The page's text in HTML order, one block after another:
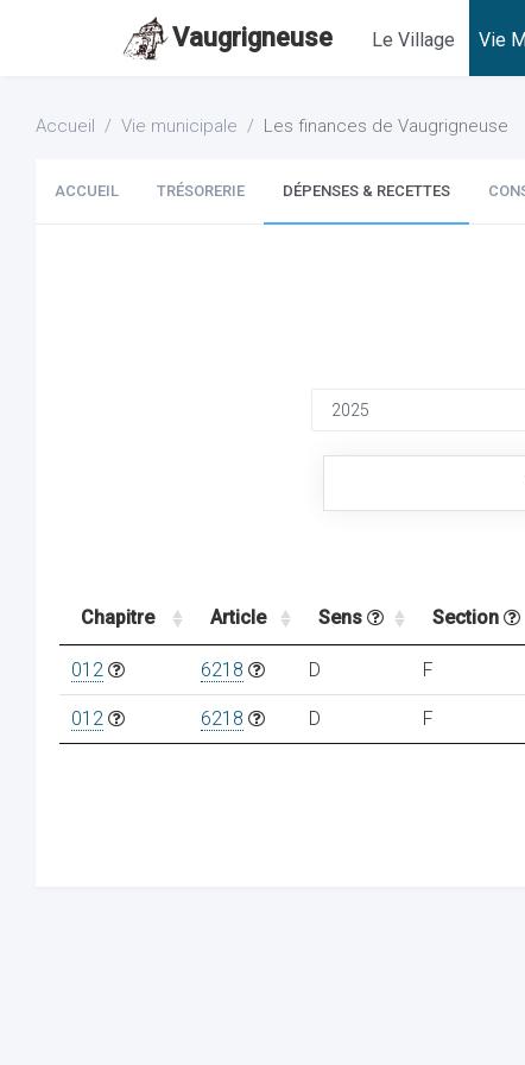
Vaugrigneuse Le Village Vie
Accueil Vie municipale Les finances de Vaugrigneuse
ACCUEIL TRÉSORERIE DÉPENSES & RECETTES
Chapitre Article Sens Section
012 6218 D F
012 6218 D F